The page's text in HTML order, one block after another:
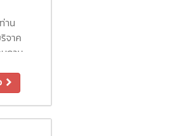
าน
จาค
ถาม